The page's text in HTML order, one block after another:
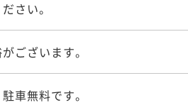
さい。
ございます。
車無料です。